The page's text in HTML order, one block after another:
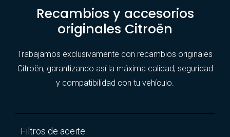
Recambios y accesorios
originales Citroën
Trabajamos exclusivamente con recambios originales
Citroën, garantizando así la máxima calidad, seguridad
y compatibilidad con tu vehículo.
Filtros de aceite